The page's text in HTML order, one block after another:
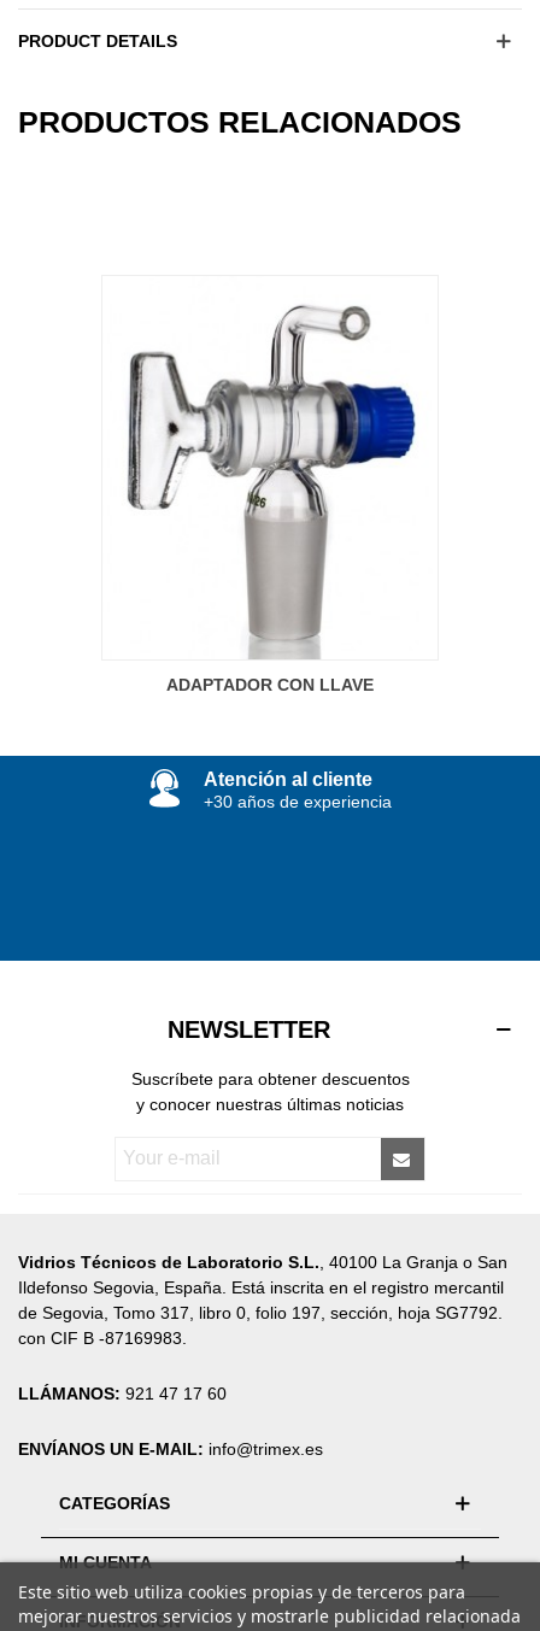
PRODUCT DETAILS
ADAPTADOR CON LLAVE
Atención al cliente
+30 años de experiencia
NEWSLETTER
Suscríbete para obtener descuentos
y conocer nuestras últimas noticias
Este sitio web utiliza cookies propias y de terceros para
mejorar nuestros servicios y mostrarle publicidad relacionada
Vidrios Técnicos de Laboratorio S.L. , 40100 La Granja o San
Ildefonso Segovia, España. Está inscrita en el registro mercantil
de Segovia, Tomo 317, libro 0, folio 197, sección, hoja SG7792.
con CIF B -87169983.
LLÁMANOS: 921 47 17 60
ENVÍANOS UN E-MAIL: info@trimex.es
CATEGORÍAS
MI CUENTA
INFORMACIÓN